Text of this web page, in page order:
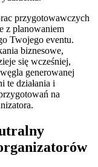
przygotowawczych
z planowaniem
Twojego eventu.
biznesowe,
się wcześniej,
generowanej
te działania i
na